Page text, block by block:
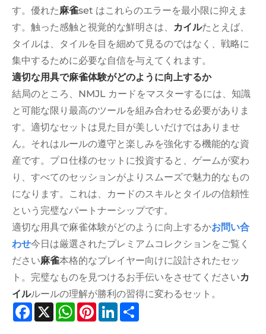
す。優れた麻雀set はこれらのエラーを最小限に抑えま
す。触った感触と視覚的な鮮明さは、 カイルたとえば、
タイルは、タイルを目を細めて見るのではなく、戦略に
集中するために必要な自信を与えてくれます。
適切な用具で麻雀体験がどのように向上するか
結局のところ、NMJL カードをマスターするには、知識
と可能な限り最高のツールを組み合わせる必要がありま
す。適切なセットは見た目が美しいだけではありませ
ん。それはルールの遵守と楽しみを強化する機能的な資
産です。プロ仕様のセットに投資すると、ゲームが変わ
り、すべてのセッションがよりスムーズで魅力的なもの
になります。これは、カードのスキルとタイルの信頼性
という完璧なパートナーシップです。
適切な用具で麻雀体験がどのように向上するかお問い合
わせ今日は厳選されたプレミアムコレクションをご覧く
ださい麻雀本格的なプレイヤー向けに設計されたセッ
ト。完璧なものを見つけるお手伝いをさせてくださいカ
イルルールの理解が勝利の習得に変わるセット。
Facebook
X WhatsApp
PinterestLinkedIn